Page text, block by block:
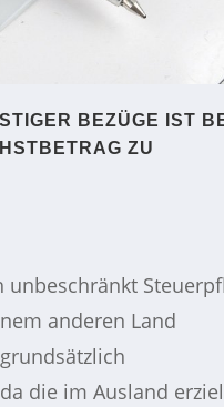
BEZÜGE IST
ZU
unbeschränkt
anderen Land
die im Ausland